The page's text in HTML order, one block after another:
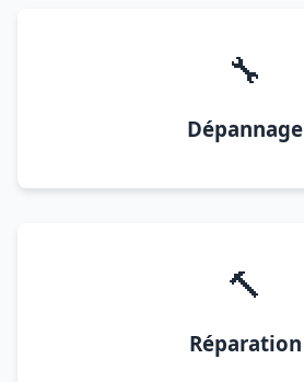
🔧
Dépannage
🔨
Réparation